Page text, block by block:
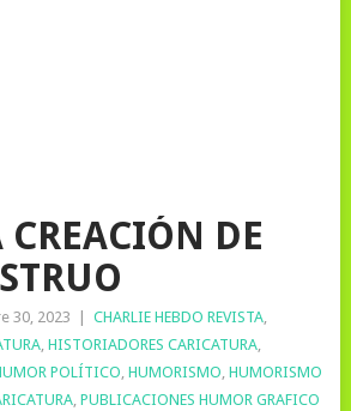
DE
30, 2023 CHARLIE HEBDO REVISTA,
, HISTORIADORES CARICATURA,
POLÍTICO, HUMORISMO, HUMORISMO
, PUBLICACIONES HUMOR GRAFICO